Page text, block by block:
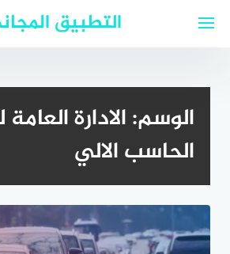
التطبيق
الوسم:الادارة
الحاسب الالي